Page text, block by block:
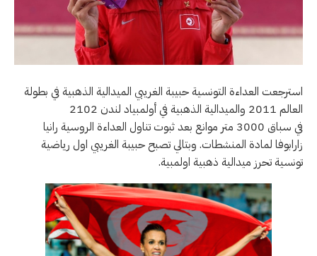
استرجعت العداءة التونسية حبيبة الغريبي الميدالية الذهبية في بطولة
العالم 2011 والميدالية الذهبية في أولمبياد لندن 2102
في سباق 3000 متر موانع بعد ثبوت تناول العداءة الروسية رانيا
زارابوفا لمادة المنشطات. وبتالي تصبح حبيبة الغريبي اول رياضية
تونسية تحرز ميدالية ذهبية اولمبية.